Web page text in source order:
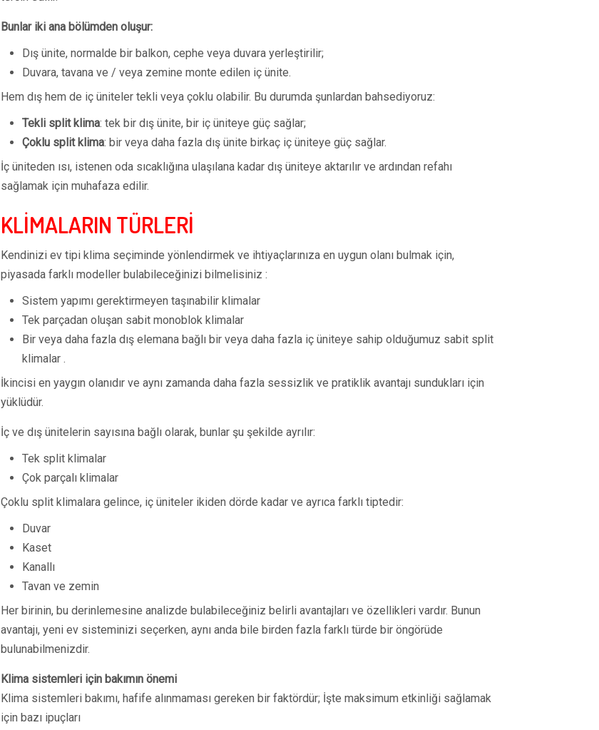
Bunlar iki ana bölümden oluşur:
Dış ünite, normalde bir balkon, cephe veya duvara yerleştirilir;
Duvara, tavana ve / veya zemine monte edilen iç ünite.
Hem dış hem de iç üniteler tekli veya çoklu olabilir. Bu durumda şunlardan bahsediyoruz:
Tekli split klima: tek bir dış ünite, bir iç üniteye güç sağlar;
Çoklu split klima: bir veya daha fazla dış ünite birkaç iç üniteye güç sağlar.
İç üniteden ısı, istenen oda sıcaklığına ulaşılana kadar dış üniteye aktarılır ve ardından refahı
sağlamak için muhafaza edilir.
KLİMALARIN TÜRLERİ
Kendinizi ev tipi klima seçiminde yönlendirmek ve ihtiyaçlarınıza en uygun olanı bulmak için,
piyasada farklı modeller bulabileceğinizi bilmelisiniz :
Sistem yapımı gerektirmeyen taşınabilir klimalar
Tek parçadan oluşan sabit monoblok klimalar
Bir veya daha fazla dış elemana bağlı bir veya daha fazla iç üniteye sahip olduğumuz sabit split
klimalar .
İkincisi en yaygın olanıdır ve aynı zamanda daha fazla sessizlik ve pratiklik avantajı sundukları için
yüklüdür.
İç ve dış ünitelerin sayısına bağlı olarak, bunlar şu şekilde ayrılır:
Tek split klimalar
Çok parçalı klimalar
Çoklu split klimalara gelince, iç üniteler ikiden dörde kadar ve ayrıca farklı tiptedir:
Duvar
Kaset
Kanallı
Tavan ve zemin
Her birinin, bu derinlemesine analizde bulabileceğiniz belirli avantajları ve özellikleri vardır. Bunun
avantajı, yeni ev sisteminizi seçerken, aynı anda bile birden fazla farklı türde bir öngörüde
bulunabilmenizdir.
Klima sistemleri için bakımın önemi
Klima sistemleri bakımı, hafife alınmaması gereken bir faktördür; İşte maksimum etkinliği sağlamak
için bazı ipuçları